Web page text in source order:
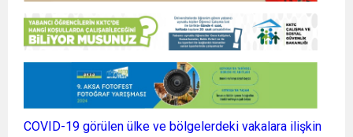
COVID-19 görülen ülke ve bölgelerdeki vakalara ilişkin